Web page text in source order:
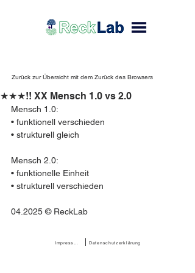
Zurück zur Übersicht mit dem Zurück des Browsers
★★★!! XX Mensch 1.0 vs 2.0
Mensch 1.0:
• funktionell verschieden
• strukturell gleich
Mensch 2.0:
• funktionelle Einheit
• strukturell verschieden
04.2025 © ReckLab
Datenschutzerklärung